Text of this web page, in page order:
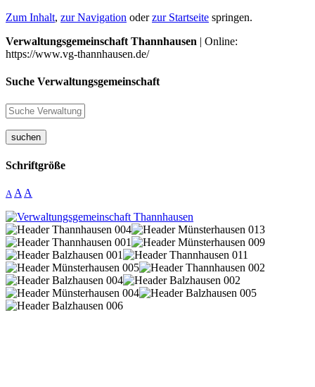
Zum Inhalt, zur Navigation oderzur Startseite springen.
Verwaltungsgemeinschaft Thannhausen | Online:
https://www.vg-thannhausen.de/
Suche Verwaltungsgemeinschaft
suchen
Schriftgröße
A A A